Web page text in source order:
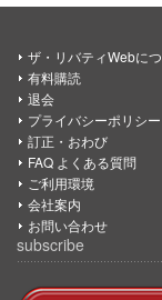
ザ・リバティWebに
有料購読
退会
プライバシーポリシー
訂正・おわび
FAQ よくある質問
ご利用環境
会社案内
お問い合わせ
subscribe